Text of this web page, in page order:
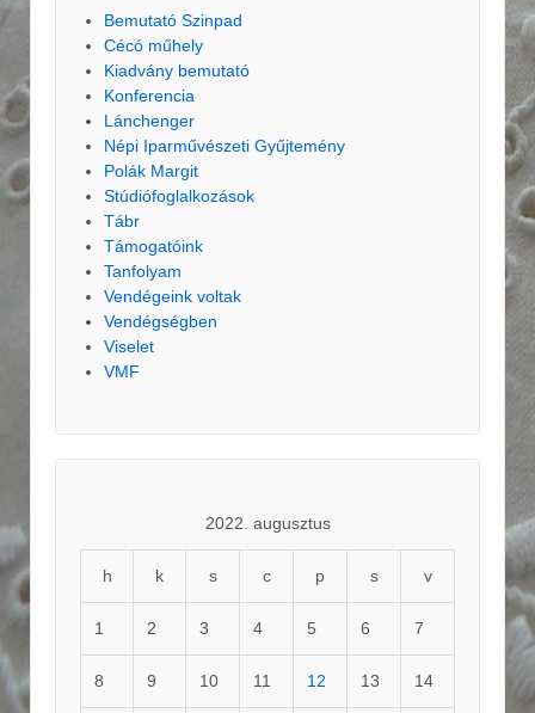
Bemutató Szinpad
Cécó műhely
Kiadvány bemutató
Konferencia
Lánchenger
Népi Iparművészeti Gyűjtemény
Polák Margit
Stúdiófoglalkozások
Tábr
Támogatóink
Tanfolyam
Vendégeink voltak
Vendégségben
Viselet
VMF
2022. augusztus
h k s c p s v
1 2 3 4 5 6 7
8 9 10 11 12 13 14